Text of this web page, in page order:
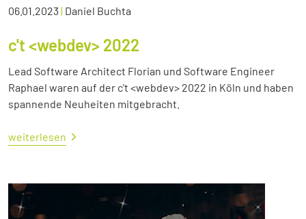
06.01.2023| Daniel Buchta
c't <webdev> 2022
Lead Software Architect Florian und Software Engineer
Raphael waren auf der c't <webdev> 2022 in Köln und haben
spannende Neuheiten mitgebracht.
weiterlesen